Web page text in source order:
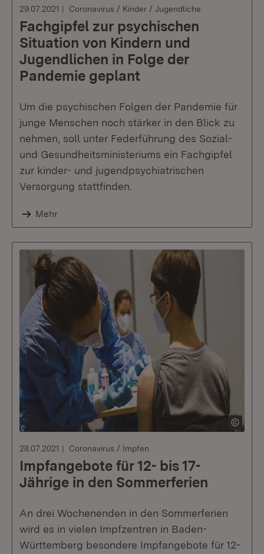
29.07.2021 Coronavirus / Kinder / Jugendliche
Fachgipfel zur psychischen
Situation von Kindern und
Jugendlichen in Folge der
Pandemie geplant
Um die psychischen Folgen der Pandemie für
junge Menschen noch stärker in den Blick zu
nehmen, soll unter Federführung des Sozial-
und Gesundheitsministeriums ein Fachgipfel
zur kinder- und jugendpsychiatrischen
Versorgung stattfinden.
Mehr
28.07.2021 Coronavirus / Impfen
Impfangebote für 12- bis 17-
Jährige in den Sommerferien
An drei Wochenenden in den Sommerferien
wird es in vielen Impfzentren in Baden-
Württemberg besondere Impfangebote für 12-